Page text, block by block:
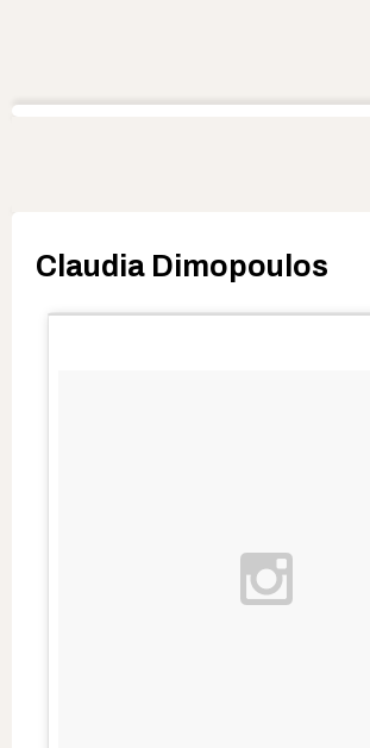
Claudia Dimopoulos